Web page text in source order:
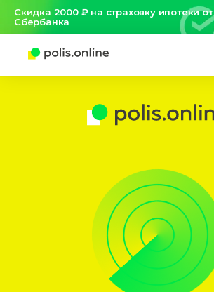
Скидка 2000 ₽ на страховку ипотеки от
Сбербанка